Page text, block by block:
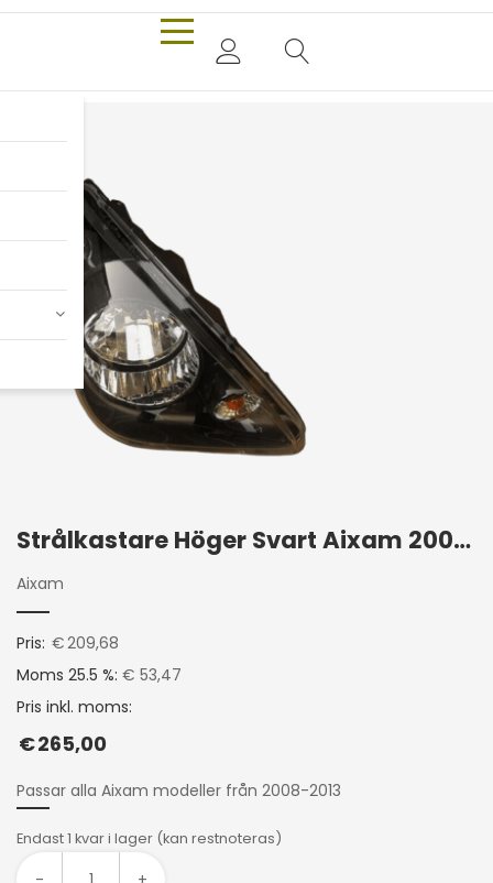
Strålkastare Höger Svart Aixam 2008-2013
Aixam
Pris: €209,68
Moms 25.5 %: € 53,47
Pris inkl. moms:
€265,00
Passar alla Aixam modeller från 2008-2013
Endast 1 kvar i lager (kan restnoteras)